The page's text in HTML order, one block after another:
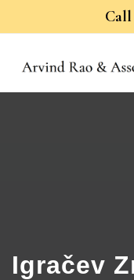
Igračev